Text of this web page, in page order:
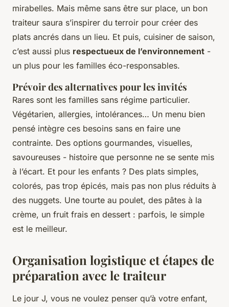
mirabelles. Mais même sans être sur place, un bon
traiteur saura s’inspirer du terroir pour créer des
plats ancrés dans un lieu. Et puis, cuisiner de saison,
c’est aussi plus respectueux de l’environnement -
un plus pour les familles éco-responsables.
Prévoir des alternatives pour les invités
Rares sont les familles sans régime particulier.
Végétarien, allergies, intolérances… Un menu bien
pensé intègre ces besoins sans en faire une
contrainte. Des options gourmandes, visuelles,
savoureuses - histoire que personne ne se sente mis
à l’écart. Et pour les enfants ? Des plats simples,
colorés, pas trop épicés, mais pas non plus réduits à
des nuggets. Une tourte au poulet, des pâtes à la
crème, un fruit frais en dessert : parfois, le simple
est le meilleur.
Organisation logistique et étapes de
préparation avec le traiteur
Le jour J, vous ne voulez penser qu’à votre enfant,